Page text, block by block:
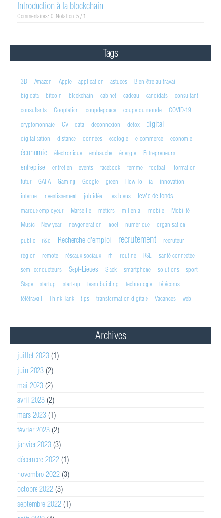
Introduction à la blockchain
Commentaires: 0 Notation: 5 / 1
Tags
3D Amazon Apple application astuces
Bien-être au travail
big data
bitcoin blockchain cabinet cadeau candidats
consultant
consultants
Cooptation coupdepouce coupe du monde
COVID-19
cryptomonnaie
CV data deconnexion detox digital
digitalisation distance données ecologie e-commerce economie
économie électronique embauche énergie Entrepreneurs
entreprise entretien events facebook femme football
formation
futur
GAFA Gaming Google green How To ia
innovation
interne
investissement job idéal les bleus levée de fonds
marque employeur Marseille métiers millenial mobile
Mobilité
Music
New year newgeneration noel numérique
organisation
public
r&d Recherche d'emploi recrutement
recruteur
région
remote réseaux sociaux rh routine RSE
santé connectée
semi-conducteurs
Sept-Lieues Slack smartphone solutions
sport
Stage
startup start-up team building technologie
télécoms
télétravail
Think Tank tips transformation digitale Vacances web
Archives
juillet 2023 (1)
juin 2023 (2)
mai 2023 (2)
avril 2023 (2)
mars 2023 (1)
février 2023 (2)
janvier 2023 (3)
décembre 2022 (1)
novembre 2022 (3)
octobre 2022 (3)
septembre 2022 (1)